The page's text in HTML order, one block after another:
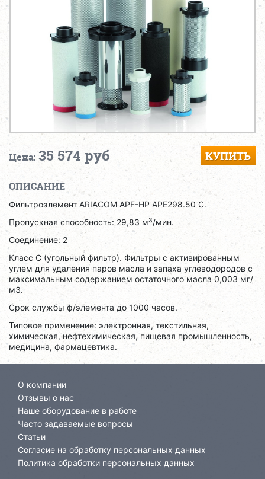
Цена: 35 574 руб КУПИТЬ
ОПИСАНИЕ
Фильтроэлемент ARIACOM APF-HP APE298.50 C.
Пропускная способность: 29,83 м3/мин.
Соединение: 2
Класс C (угольный фильтр). Фильтры с активированным
углем для удаления паров масла и запаха углеводородов с
максимальным содержанием остаточного масла 0,003 мг/
м3.
Срок службы ф/элемента до 1000 часов.
Типовое применение: электронная, текстильная,
химическая, нефтехимическая, пищевая промышленность,
медицина, фармацевтика.
О компании
Отзывы о нас
Наше оборудование в работе
Часто задаваемые вопросы
Статьи
Согласие на обработку персональных данных
Политика обработки персональных данных